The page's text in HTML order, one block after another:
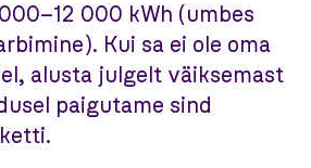
000 kWh (umbes
Kui sa ei ole oma
alusta julgelt väiksemast
paigutame sind